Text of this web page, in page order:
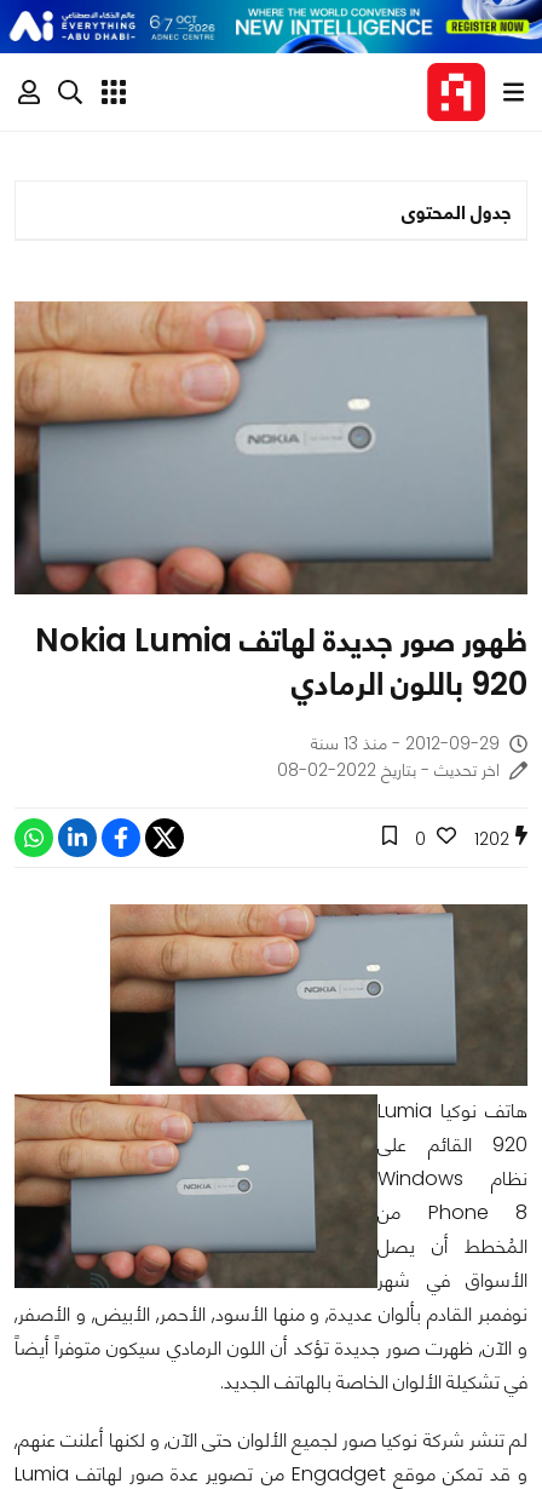
جدول المحتوى
ظهور صور جديدة لهاتف Nokia Lumia
920 باللون الرمادي
2012-09-29 - منذ 13 سنة
اخر تحديث - بتاريخ 2022-02-08
1202
0
هاتف نوكيا Lumia
920 القائم على
نظام Windows
Phone 8 من
المُخطط أن يصل
الأسواق في شهر
نوفمبر القادم بألوان عديدة, و منها الأسود, الأحمر, الأبيض, و الأصفر,
و الآن, ظهرت صور جديدة تؤكد أن اللون الرمادي سيكون متوفراً أيضاً
في تشكيلة الألوان الخاصة بالهاتف الجديد.
لم تنشر شركة نوكيا صور لجميع الألوان حتى الآن, و لكنها أعلنت عنهم,
و قد تمكن موقع Engadget من تصوير عدة صور لهاتف Lumia